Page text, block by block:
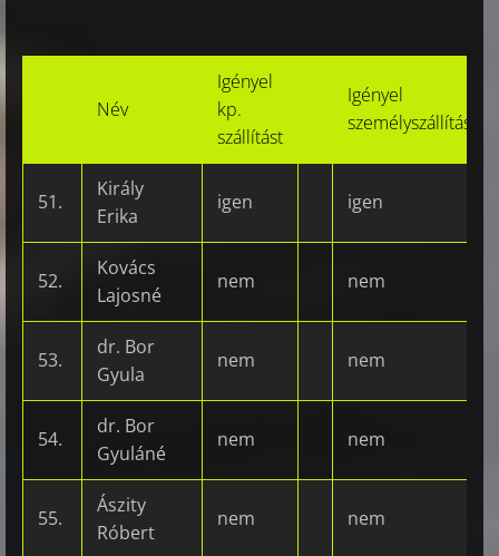
Név
Igényel
kp.
szállítást
Igényel
személyszállítást
51.
Király
Erika
igen igen
52.
Kovács
Lajosné
nem nem
53.
dr. Bor
Gyula
nem nem
54.
dr. Bor
Gyuláné
nem nem
55.
Ászity
Róbert
nem nem